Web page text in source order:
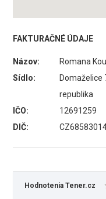
FAKTURAČNÉ ÚDAJE
Názov:
Romana
Sídlo:
Domaželice
republika
IČO:
12691259
DIČ:
Hodnotenia Tener.cz